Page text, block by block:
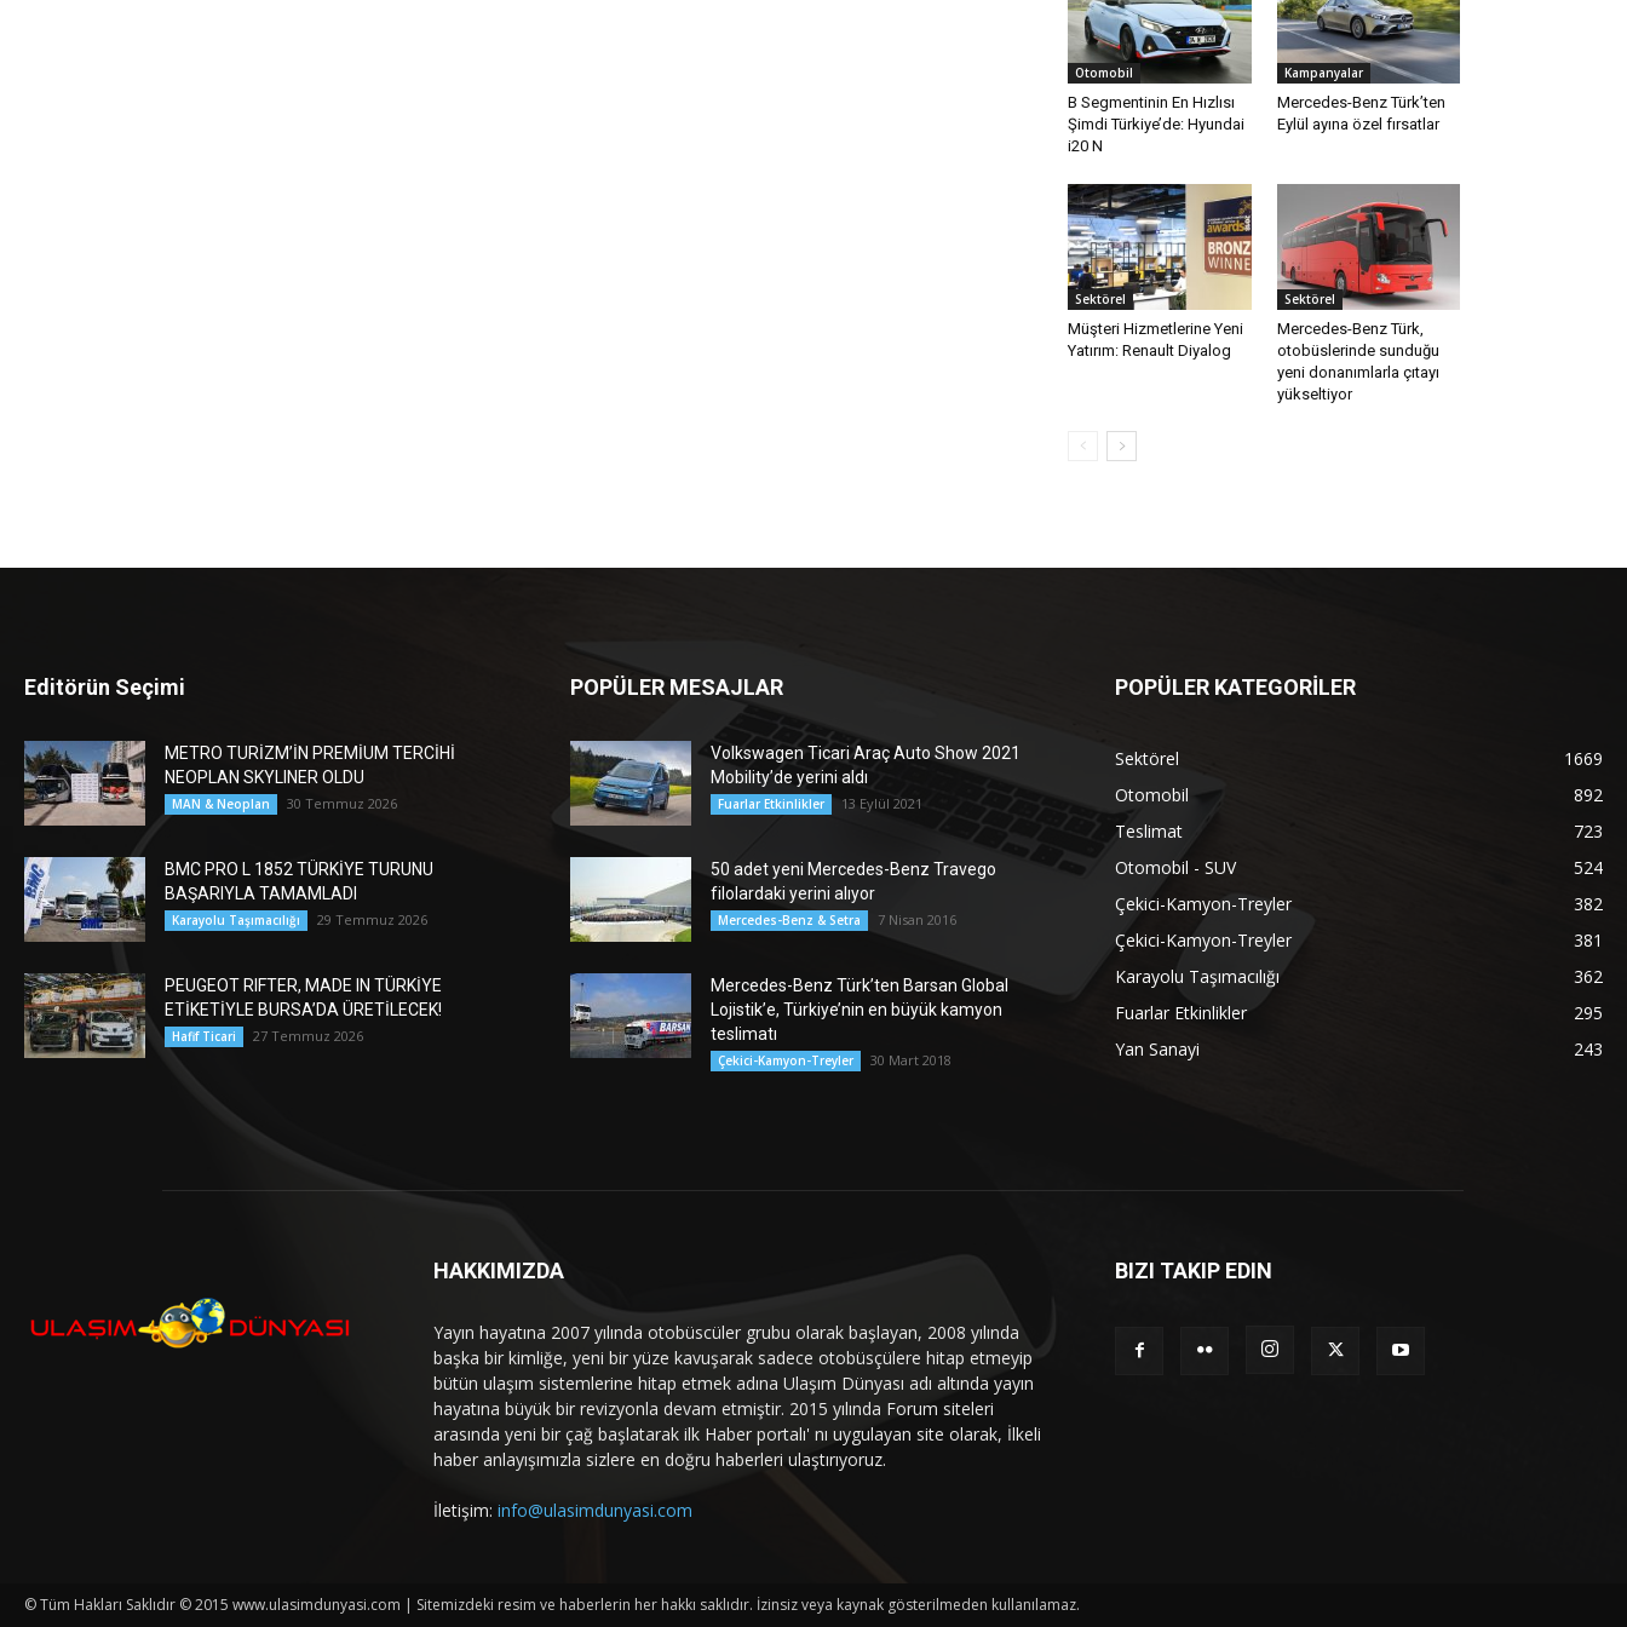
Otomobil
B Segmentinin En Hızlısı
Şimdi Türkiye’de: Hyundai
i20 N
Kampanyalar
Mercedes-Benz Türk’ten
Eylül ayına özel fırsatlar
Sektörel
Müşteri Hizmetlerine Yeni
Yatırım: Renault Diyalog
Sektörel
Mercedes-Benz Türk,
otobüslerinde sunduğu
yeni donanımlarla çıtayı
yükseltiyor
Editörün Seçimi
METRO TURİZM’İN PREMİUM TERCİHİ
NEOPLAN SKYLINER OLDU
MAN & Neoplan 30 Temmuz 2026
BMC PRO L 1852 TÜRKİYE TURUNU
BAŞARIYLA TAMAMLADI
Karayolu Taşımacılığı 29 Temmuz 2026
PEUGEOT RIFTER, MADE IN TÜRKİYE
ETİKETİYLE BURSA’DA ÜRETİLECEK!
Hafif Ticari 27 Temmuz 2026
POPÜLER MESAJLAR
Volkswagen Ticari Araç Auto Show 2021
Mobility’de yerini aldı
Fuarlar Etkinlikler 13 Eylül 2021
50 adet yeni Mercedes-Benz Travego
filolardaki yerini alıyor
Mercedes-Benz & Setra 7 Nisan 2016
Mercedes-Benz Türk’ten Barsan Global
Lojistik’e, Türkiye’nin en büyük kamyon
teslimatı
Çekici-Kamyon-Treyler 30 Mart 2018
POPÜLER KATEGORİLER
Sektörel
1669
Otomobil
892
Teslimat
723
Otomobil - SUV
524
Çekici-Kamyon-Treyler
382
Çekici-Kamyon-Treyler
381
Karayolu Taşımacılığı
362
Fuarlar Etkinlikler
295
Yan Sanayi
243
HAKKIMIZDA
Yayın hayatına 2007 yılında otobüscüler grubu olarak başlayan, 2008 yılında
başka bir kimliğe, yeni bir yüze kavuşarak sadece otobüsçülere hitap etmeyip
bütün ulaşım sistemlerine hitap etmek adına Ulaşım Dünyası adı altında yayın
hayatına büyük bir revizyonla devam etmiştir. 2015 yılında Forum siteleri
arasında yeni bir çağ başlatarak ilk Haber portalı' nı uygulayan site olarak, İlkeli
haber anlayışımızla sizlere en doğru haberleri ulaştırıyoruz.
İletişim: info@ulasimdunyasi.com
BIZI TAKIP EDIN
© Tüm Hakları Saklıdır © 2015 www.ulasimdunyasi.com | Sitemizdeki resim ve haberlerin her hakkı saklıdır. İzinsiz veya kaynak gösterilmeden kullanılamaz.